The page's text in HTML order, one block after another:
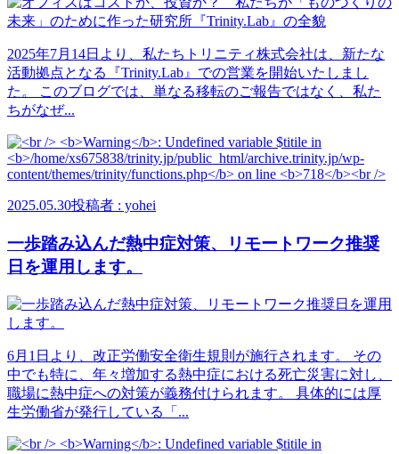
2025年7月14日より、私たちトリニティ株式会社は、新たな
活動拠点となる『Trinity.Lab』での営業を開始いたしまし
た。 このブログでは、単なる移転のご報告ではなく、私た
ちがなぜ...
2025.05.30投稿者 : yohei
一歩踏み込んだ熱中症対策、リモートワーク推奨
日を運用します。
6月1日より、改正労働安全衛生規則が施行されます。 その
中でも特に、年々増加する熱中症における死亡災害に対し、
職場に熱中症への対策が義務付けられます。 具体的には厚
生労働省が発行している「...